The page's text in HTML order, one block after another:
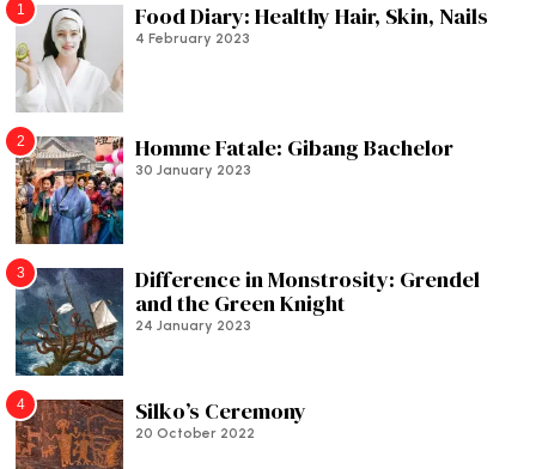
1 Food Diary: Healthy Hair, Skin, Nails
4 February 2023
2 Homme Fatale: Gibang Bachelor
30 January 2023
3
Difference in Monstrosity: Grendel
and the Green Knight
24 January 2023
4 Silko’s Ceremony
20 October 2022